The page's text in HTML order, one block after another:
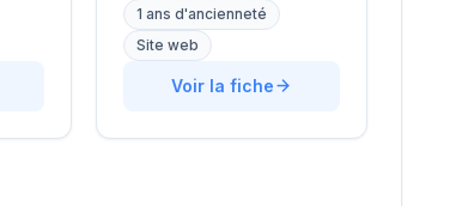
(265 avis). Valeurs :
proximité, exigence,
expertise métier et
satisfaction client (93%).
1 ans d'ancienneté
Site web
Voir la fiche